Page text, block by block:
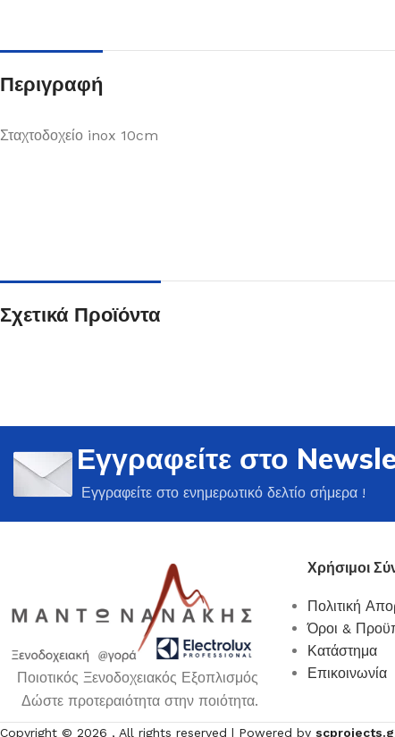
Ποτήρια
Περιγραφή
Σταχτοδοχείο inox 10cm
Σχετικά Προϊόντα
Εγγραφείτε στο
Εγγραφείτε στο ενημερωτικό δελτίο σήμερα !
Ποιοτικός Ξενοδοχειακός Εξοπλισμός
Δώστε προτεραιότητα στην ποιότητα.
Χρήσιμοι
Πολιτική
Όροι &
Κατάστημα
Επικοινωνία
Copyright © 2026 , All rights reserved | Powered by